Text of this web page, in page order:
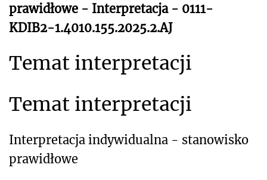
prawidłowe - Interpretacja - 0111-
KDIB2-1.4010.155.2025.2.AJ
Temat interpretacji
Temat interpretacji
Interpretacja indywidualna - stanowisko
prawidłowe